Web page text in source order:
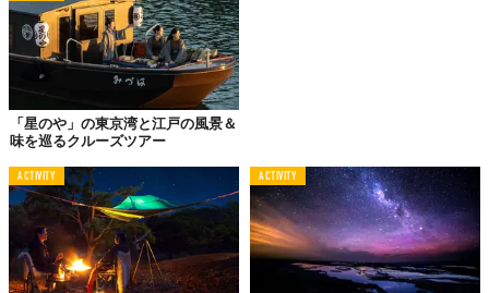
「星のや」の東京湾と江戸の風景＆
味を巡るクルーズツアー
ACTIVITY ACTIVITY